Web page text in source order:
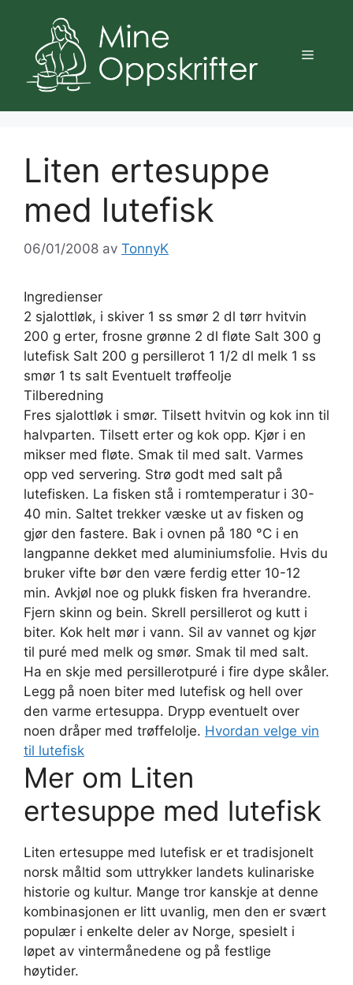
innhold
Meny
Liten ertesuppe
med lutefisk
06/01/2008 av TonnyK
Ingredienser
2 sjalottløk, i skiver 1 ss smør 2 dl tørr hvitvin
200 g erter, frosne grønne 2 dl fløte Salt 300 g
lutefisk Salt 200 g persillerot 1 1/2 dl melk 1 ss
smør 1 ts salt Eventuelt trøffeolje
Tilberedning
Fres sjalottløk i smør. Tilsett hvitvin og kok inn til
halvparten. Tilsett erter og kok opp. Kjør i en
mikser med fløte. Smak til med salt. Varmes
opp ved servering. Strø godt med salt på
lutefisken. La fisken stå i romtemperatur i 30-
40 min. Saltet trekker væske ut av fisken og
gjør den fastere. Bak i ovnen på 180 °C i en
langpanne dekket med aluminiumsfolie. Hvis du
bruker vifte bør den være ferdig etter 10-12
min. Avkjøl noe og plukk fisken fra hverandre.
Fjern skinn og bein. Skrell persillerot og kutt i
biter. Kok helt mør i vann. Sil av vannet og kjør
til puré med melk og smør. Smak til med salt.
Ha en skje med persillerotpuré i fire dype skåler.
Legg på noen biter med lutefisk og hell over
den varme ertesuppa. Drypp eventuelt over
noen dråper med trøffelolje. Hvordan velge vin
til lutefisk
Mer om Liten
ertesuppe med lutefisk
Liten ertesuppe med lutefisk er et tradisjonelt
norsk måltid som uttrykker landets kulinariske
historie og kultur. Mange tror kanskje at denne
kombinasjonen er litt uvanlig, men den er svært
populær i enkelte deler av Norge, spesielt i
løpet av vintermånedene og på festlige
høytider.